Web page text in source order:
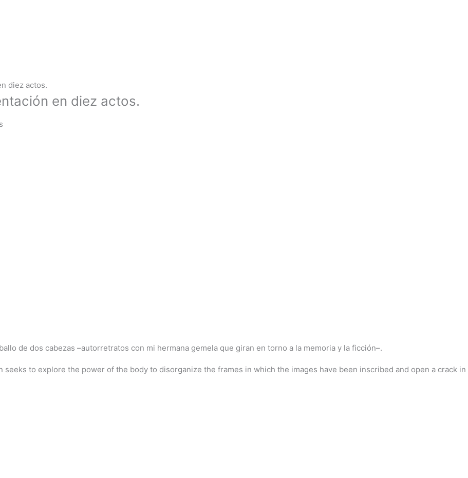
diez actos.
en diez actos.
de dos cabezas –autorretratos con mi hermana gemela que giran en torno a la memoria y la ficción–.
to explore the power of the body to disorganize the frames in which the images have been inscribed and open a crack in